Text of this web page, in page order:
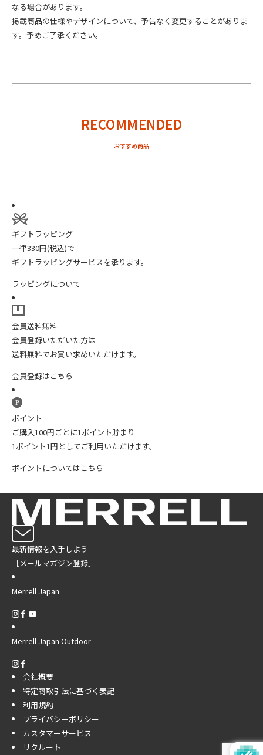
なる場合があります。
掲載商品の仕様やデザインについて、予告なく変更することがありま
す。予めご了承ください。
RECOMMENDED
ギフトラッピング
一律330円(税込)で
ギフトラッピングサービスを承ります。
ラッピングについて
会員送料無料
会員登録いただいた方は
送料無料でお買い求めいただけます。
会員登録はこちら
ポイント
ご購入100円ごとに1ポイント貯まり
1ポイント1円としてご利用いただけます。
ポイントについてはこちら
最新情報を入手しよう
［メールマガジン登録］
Merrell Japan
Merrell Japan Outdoor
会社概要
特定商取引法に基づく表記
利用規約
プライバシーポリシー
カスタマーサービス
リクルート